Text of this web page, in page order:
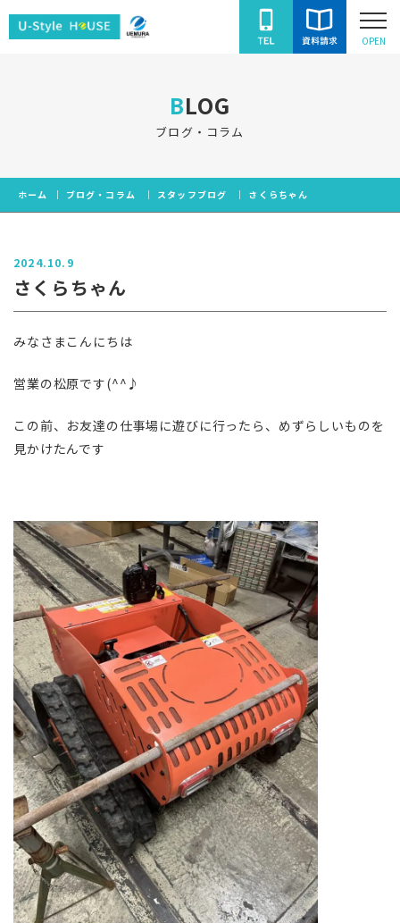
ユ
ハ
ウ
OPEN
BLOG
ブログ・コラム
ホーム ブログ・コラム スタッフブログ さくらちゃん
2024.10.9
さくらちゃん
みなさまこんにちは
営業の松原です(^^♪
この前、お友達の仕事場に遊びに行ったら、めずらしいものを
見かけたんです